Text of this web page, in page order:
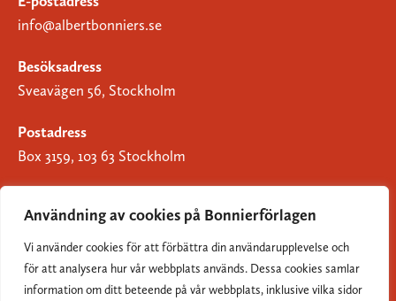
Användning av cookies på Bonnierförlagen
Vi använder cookies för att förbättra din användarupplevelse och
för att analysera hur vår webbplats används. Dessa cookies samlar
information om ditt beteende på vår webbplats, inklusive vilka sidor
info@albertbonniers.se
Besöksadress
Sveavägen 56, Stockholm
Postadress
Box 3159, 103 63 Stockholm
Om Bonnierförlagen
Cookies